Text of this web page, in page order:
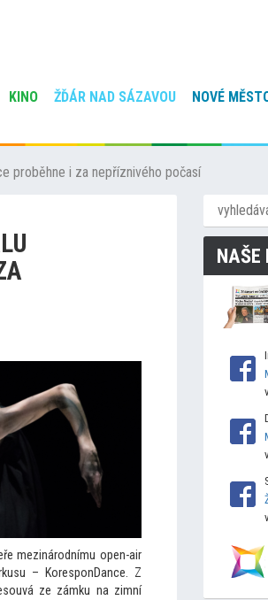
KINO ŽĎÁR NAD SÁZAVOU NOVÉ
proběhne i za nepříznivého počasí
mezinárodnímu open-air
– KoresponDance. Z
ze zámku na zimní
NAŠE